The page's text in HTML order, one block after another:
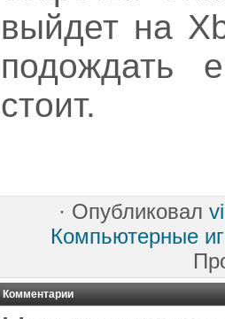
выйдет на
подождать
стоит.
· Опубликовал
Компьютерные
Комментарии